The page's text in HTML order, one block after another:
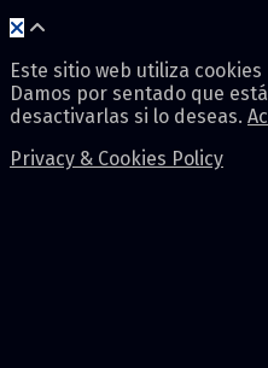
Este sitio web utiliza
Damos por sentado que
desactivarlas si lo deseas.
Privacy & Cookies Policy